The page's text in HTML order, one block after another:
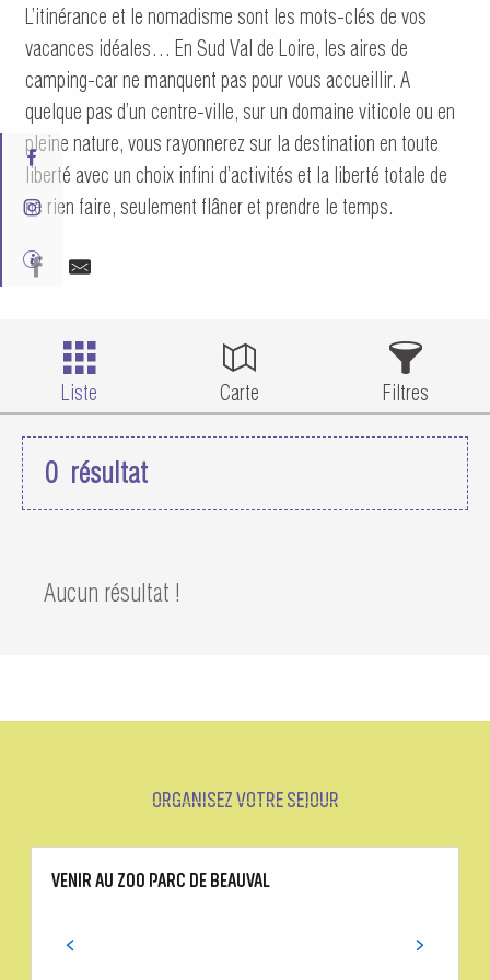
L’itinérance et le nomadisme sont les mots-clés de vos
vacances idéales… En Sud Val de Loire, les aires de
camping-car ne manquent pas pour vous accueillir. A
quelque pas d’un centre-ville, sur un domaine viticole ou en
pleine nature, vous rayonnerez sur la destination en toute
liberté avec un choix infini d’activités et la liberté totale de
ne rien faire, seulement flâner et prendre le temps.
Liste Carte Filtres
0 résultat
Aucun résultat !
ORGANISEZ VOTRE SEJOUR
VENIR AU ZOO PARC DE BEAUVAL